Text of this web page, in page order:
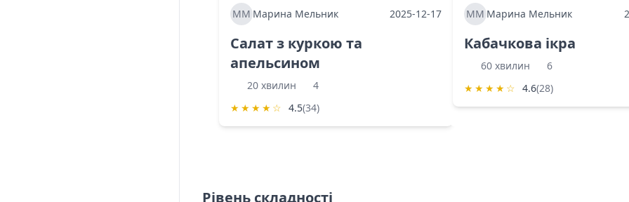
ММ Марина Мельник 2025-12-17
Салат з куркою та
апельсином
20 хвилин
4
★ ★ ★ ★ ☆ 4.5(34)
ММ Марина Мельник
Кабачкова ікра
60 хвилин
6
★ ★ ★ ★ ☆ 4.6(28)
Рівень складності